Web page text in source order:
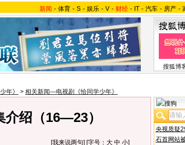
新闻 - 体育 - S - 娱乐 - V - 财经 - IT - 汽车 - 房产 -
搜狐博
年》 > 相关新闻—电视剧《恰同学少年》
介绍（16—23）
[我来说两句] [字号： 大 中 小]
央视质疑
石首网站